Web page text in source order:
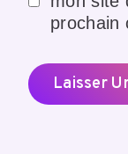
prochain